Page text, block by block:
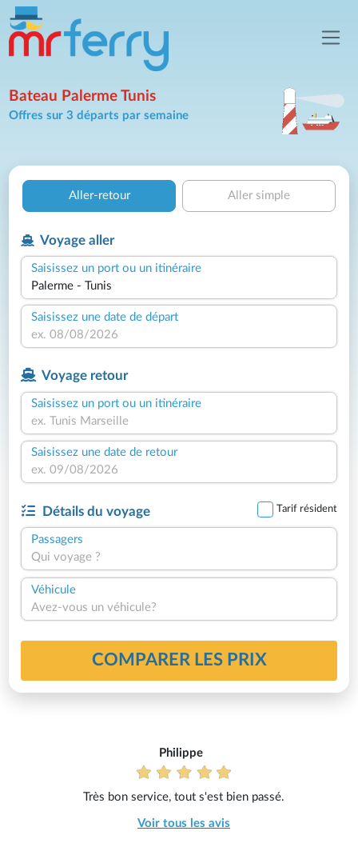
Bateau Palerme Tunis
Offres sur 3 départs par semaine
Aller-retour Aller simple
Voyage aller
Saisissez un port ou un itinéraire
Saisissez une date de départ
Voyage retour
Saisissez un port ou un itinéraire
Saisissez une date de retour
Détails du voyage Tarif résident
Passagers
Qui voyage ?
Véhicule
Avez-vous un véhicule?
COMPARER LES PRIX
Philippe
Très bon service, tout s'est bien passé.
Voir tous les avis